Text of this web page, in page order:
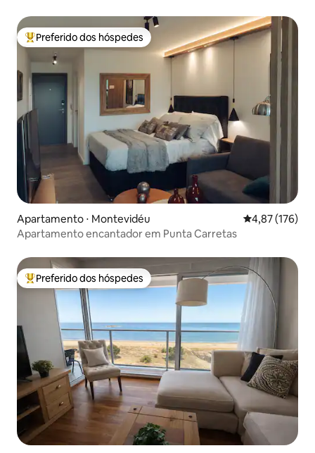
Entre os melhores preferidos dos hóspedes
Preferido dos hóspedes
Apartamento ⋅ Montevidéu 4,87 de uma
4,87 (176)
Apartamento encantador em Punta Carretas
Entre os melhores preferidos dos hóspedes
Preferido dos hóspedes